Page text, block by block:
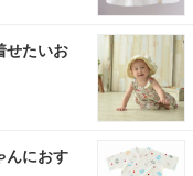
せたいお
んにおす